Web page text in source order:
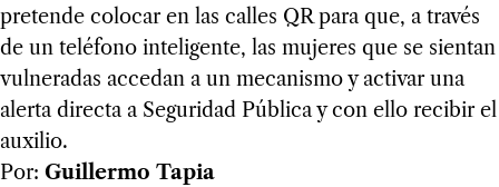
pretende colocar en las calles QR para que, a través
de un teléfono inteligente, las mujeres que se sientan
vulneradas accedan a un mecanismo y activar una
alerta directa a Seguridad Pública y con ello recibir el
auxilio.
Por: Guillermo Tapia